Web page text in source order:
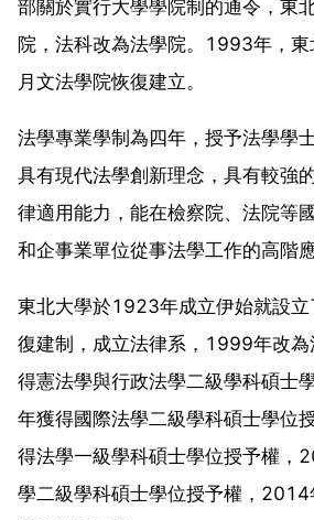
部關於實行大學學院制的通令，東
院，法科改為法學院。1993年，
月文法學院恢復建立。
法學專業學制為四年，授予法學學
具有現代法學創新理念，具有較強
律適用能力，能在檢察院、法院等
和企事業單位從事法學工作的高階
東北大學於1923年成立伊始就設
復建制，成立法律系，1999年改
得憲法學與行政法學二級學科碩士
年獲得國際法學二級學科碩士學位
得法學一級學科碩士學位授予權，
學二級學科碩士學位授予權，